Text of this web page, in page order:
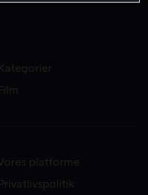
Kategorier
Film
platforme
Privatlivspolitik